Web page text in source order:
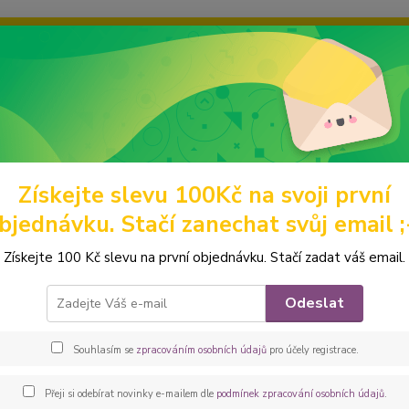
grafiku? Mám jich mnohem víc – napište mi a společně
Hledat
Domácí mazlíčci Obaly na očkovací průkazy z barevných látek
Obal na očkovací průkaz
bez
Získejte slevu 100Kč na svoji první
Stačí zanechat svůj email
Získejte 100 Kč slevu na první objednávku. Stačí zadat váš email.
Odeslat
Souhlasím se zpracováním osobních údajůpro účely registrace.
Přeji si odebírat novinky e-mailem dle podmínek zpracování osobních údajů.